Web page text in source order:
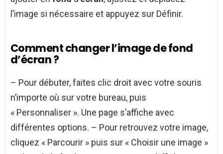
l’image si nécessaire et appuyez sur Définir.
Comment changer l’image de fond
d’écran ?
– Pour débuter, faites clic droit avec votre souris
n’importe où sur votre bureau, puis
« Personnaliser ». Une page s’affiche avec
différentes options. – Pour retrouvez votre image,
cliquez « Parcourir » puis sur « Choisir une image »